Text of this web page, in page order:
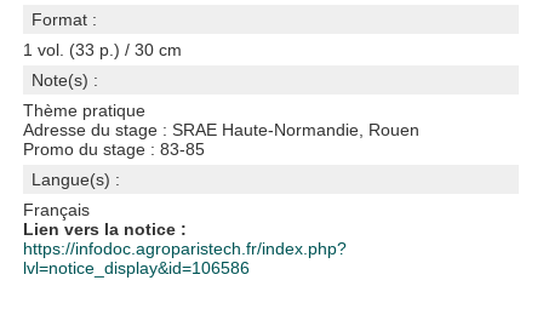
Format :
1 vol. (33 p.) / 30 cm
Note(s) :
Thème pratique
Adresse du stage : SRAE Haute-Normandie, Rouen
Promo du stage : 83-85
Langue(s) :
Français
Lien vers la notice :
https://infodoc.agroparistech.fr/index.php?
lvl=notice_display&id=106586